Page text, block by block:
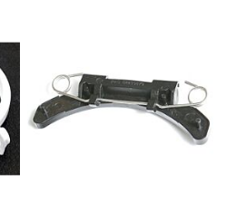
LIST